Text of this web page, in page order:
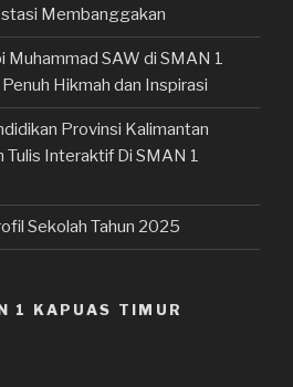
Membanggakan
Muhammad SAW di SMAN 1
Hikmah dan Inspirasi
Provinsi Kalimantan
Tulis Interaktif Di SMAN 1
Sekolah Tahun 2025
1 KAPUAS TIMUR